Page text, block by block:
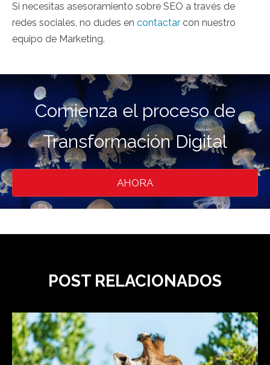
Si necesitas asesoramiento sobre SEO a través de
redes sociales, no dudes en contactar con nuestro
equipo de Marketing.
Comienza el proceso de
Transformación Digital
AHORA
POST RELACIONADOS